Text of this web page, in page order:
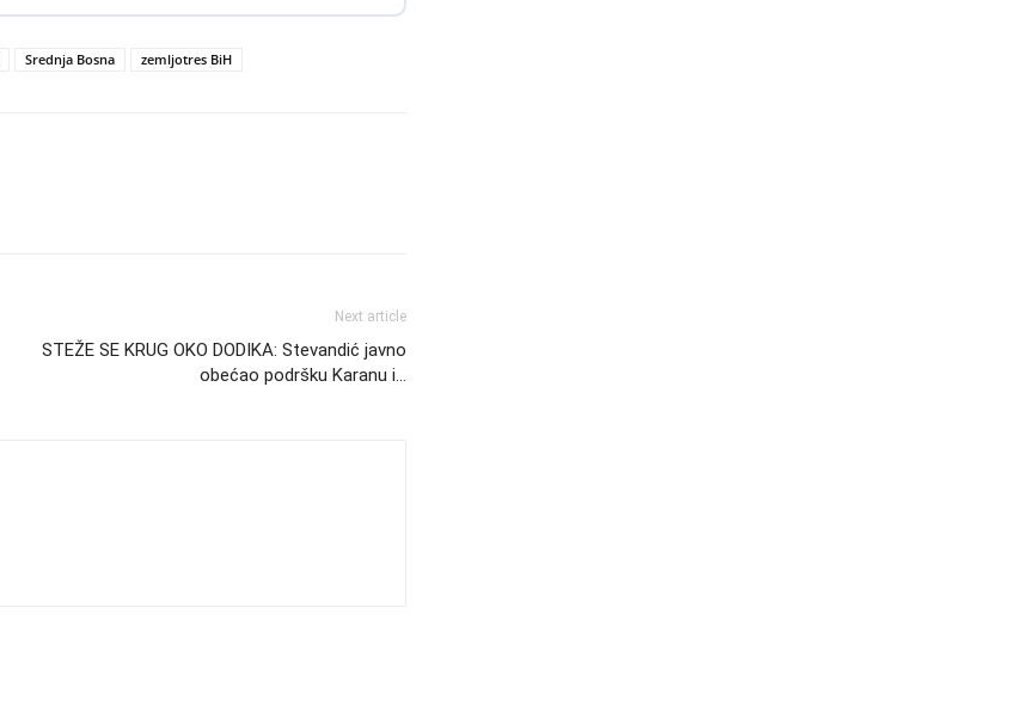
Srednja Bosna zemljotres BiH
Next article
STEŽE SE KRUG OKO DODIKA: Stevandić javno
obećao podršku Karanu i…